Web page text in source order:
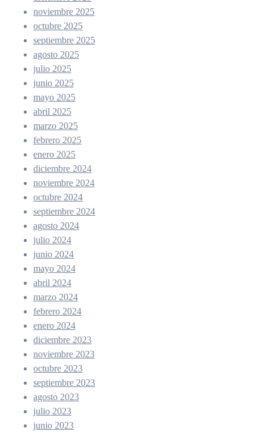
noviembre 2025
octubre 2025
septiembre 2025
agosto 2025
julio 2025
junio 2025
mayo 2025
abril 2025
marzo 2025
febrero 2025
enero 2025
diciembre 2024
noviembre 2024
octubre 2024
septiembre 2024
agosto 2024
julio 2024
junio 2024
mayo 2024
abril 2024
marzo 2024
febrero 2024
enero 2024
diciembre 2023
noviembre 2023
octubre 2023
septiembre 2023
agosto 2023
julio 2023
junio 2023